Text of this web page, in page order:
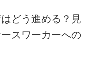
どう進める？見
スワーカーへの